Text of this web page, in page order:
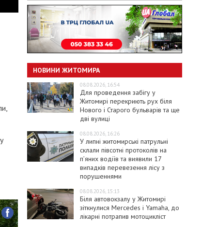
НОВИНИ ЖИТОМИРА
08.08.2026, 16:54
Для проведення забігу у
Житомирі перекриють рух біля
Нового і Старого бульварів та ще
дві вулиці
08.08.2026, 16:26
У липні житомирські патрульні
склали півсотні протоколів на
пʼяних водіїв та виявили 17
випадків перевезення лісу з
порушеннями
08.08.2026, 15:13
Біля автовокзалу у Житомирі
зіткнулися Mercedes і Yamaha, до
лікарні потрапив мотоцикліст